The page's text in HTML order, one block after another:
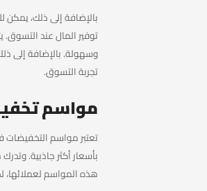
بالإضافة إلى ذلك،
توفير المال عند التسوق.
وسهولة. بالإضافة إلى
تجربة التسوق.
مواسم
تعتبر مواسم التخفيضات
بأسعار أكثر جاذبية.
هذه المواسم